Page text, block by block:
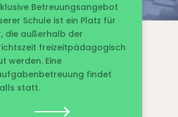
Betreuungsangebot
Schule ist ein Platz für
die außerhalb der
freizeitpädagogisch
werden. Eine
findet
statt.